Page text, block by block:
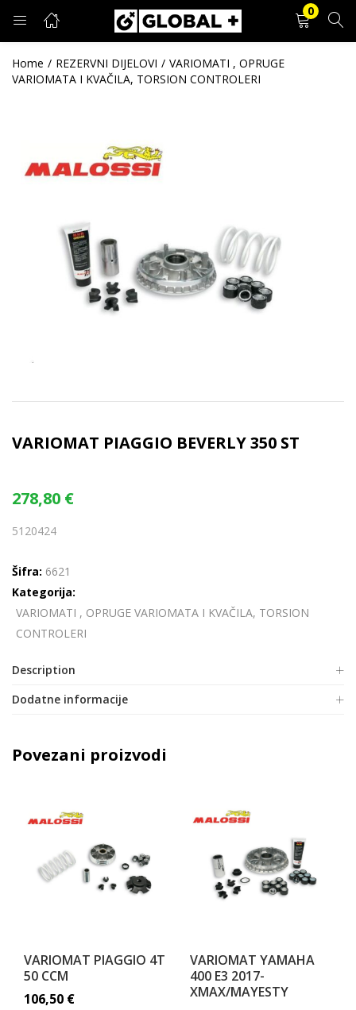
0
PRIJAVA REGISTRACIJA
Zapamti me
Prijava
Zaboravljena lozinka?
Home REZERVNI DIJELOVI
VARIOMATI , OPRUGE
VARIOMATA I KVAČILA, TORSION CONTROLERI
VARIOMAT PIAGGIO BEVERLY 350 ST
278,80 €
5120424
Šifra: 6621
Kategorija:
VARIOMATI , OPRUGE VARIOMATA I KVAČILA, TORSION
CONTROLERI
Description
Dodatne informacije
Povezani proizvodi
VARIOMAT PIAGGIO 4T
50 CCM
106,50 €
VARIOMAT YAMAHA
400 E3 2017-
XMAX/MAYESTY